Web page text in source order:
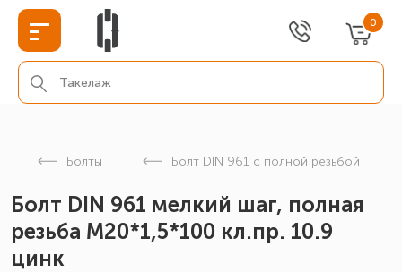
0
Болты Болт DIN 961 с полной резьбой
Болт DIN 961 мелкий шаг, полная
резьба M20*1,5*100 кл.пр. 10.9
цинк